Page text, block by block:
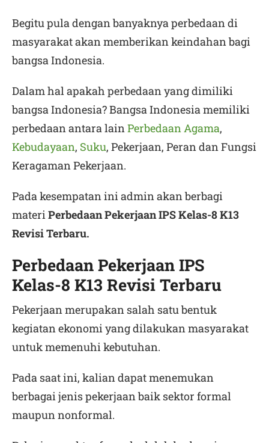
Begitu pula dengan banyaknya perbedaan di
masyarakat akan memberikan keindahan bagi
bangsa Indonesia.
Dalam hal apakah perbedaan yang dimiliki
bangsa Indonesia? Bangsa Indonesia memiliki
perbedaan antara lainPerbedaan Agama,
Kebudayaan, Suku, Pekerjaan, Peran dan Fungsi
Keragaman Pekerjaan.
Pada kesempatan ini admin akan berbagi
materiPerbedaan Pekerjaan IPS Kelas-8 K13
Revisi Terbaru.
Perbedaan Pekerjaan IPS
Kelas-8 K13 Revisi Terbaru
Pekerjaan merupakan salah satu bentuk
kegiatan ekonomi yang dilakukan masyarakat
untuk memenuhi kebutuhan.
Pada saat ini, kalian dapat menemukan
berbagai jenis pekerjaan baik sektor formal
maupun nonformal.